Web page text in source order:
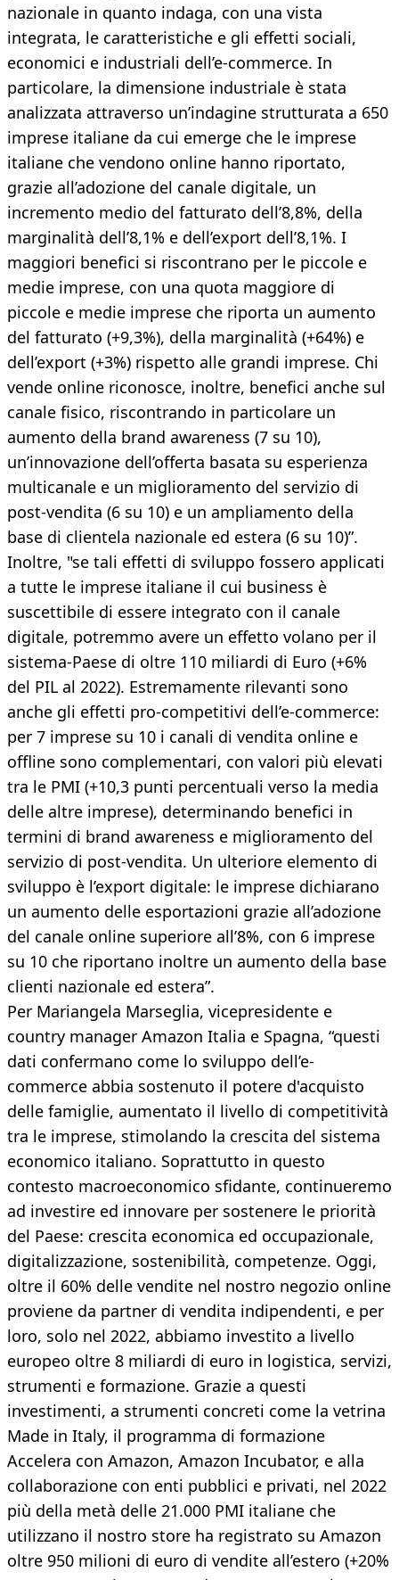
nazionale in quanto indaga, con una vista
integrata, le caratteristiche e gli effetti sociali,
economici e industriali dell’e-commerce. In
particolare, la dimensione industriale è stata
analizzata attraverso un’indagine strutturata a 650
imprese italiane da cui emerge che le imprese
italiane che vendono online hanno riportato,
grazie all’adozione del canale digitale, un
incremento medio del fatturato dell’8,8%, della
marginalità dell’8,1% e dell’export dell’8,1%. I
maggiori benefici si riscontrano per le piccole e
medie imprese, con una quota maggiore di
piccole e medie imprese che riporta un aumento
del fatturato (+9,3%), della marginalità (+64%) e
dell’export (+3%) rispetto alle grandi imprese. Chi
vende online riconosce, inoltre, benefici anche sul
canale fisico, riscontrando in particolare un
aumento della brand awareness (7 su 10),
un’innovazione dell’offerta basata su esperienza
multicanale e un miglioramento del servizio di
post-vendita (6 su 10) e un ampliamento della
base di clientela nazionale ed estera (6 su 10)”.
Inoltre, "se tali effetti di sviluppo fossero applicati
a tutte le imprese italiane il cui business è
suscettibile di essere integrato con il canale
digitale, potremmo avere un effetto volano per il
sistema-Paese di oltre 110 miliardi di Euro (+6%
del PIL al 2022). Estremamente rilevanti sono
anche gli effetti pro-competitivi dell’e-commerce:
per 7 imprese su 10 i canali di vendita online e
offline sono complementari, con valori più elevati
tra le PMI (+10,3 punti percentuali verso la media
delle altre imprese), determinando benefici in
termini di brand awareness e miglioramento del
servizio di post-vendita. Un ulteriore elemento di
sviluppo è l’export digitale: le imprese dichiarano
un aumento delle esportazioni grazie all’adozione
del canale online superiore all’8%, con 6 imprese
su 10 che riportano inoltre un aumento della base
clienti nazionale ed estera”.
Per Mariangela Marseglia, vicepresidente e
country manager Amazon Italia e Spagna, “questi
dati confermano come lo sviluppo dell’e-
commerce abbia sostenuto il potere d'acquisto
delle famiglie, aumentato il livello di competitività
tra le imprese, stimolando la crescita del sistema
economico italiano. Soprattutto in questo
contesto macroeconomico sfidante, continueremo
ad investire ed innovare per sostenere le priorità
del Paese: crescita economica ed occupazionale,
digitalizzazione, sostenibilità, competenze. Oggi,
oltre il 60% delle vendite nel nostro negozio online
proviene da partner di vendita indipendenti, e per
loro, solo nel 2022, abbiamo investito a livello
europeo oltre 8 miliardi di euro in logistica, servizi,
strumenti e formazione. Grazie a questi
investimenti, a strumenti concreti come la vetrina
Made in Italy, il programma di formazione
Accelera con Amazon, Amazon Incubator, e alla
collaborazione con enti pubblici e privati, nel 2022
più della metà delle 21.000 PMI italiane che
utilizzano il nostro store ha registrato su Amazon
oltre 950 milioni di euro di vendite all’estero (+20%